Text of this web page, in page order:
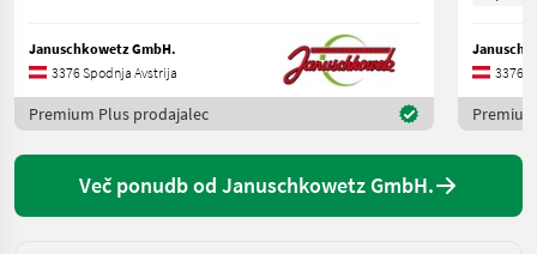
Januschkowetz GmbH.
3376 Spodnja Avstrija
Premium Plus prodajalec
3376
Več ponudb od Januschkowetz GmbH.